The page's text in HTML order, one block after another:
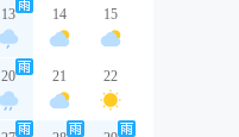
13 14 15
20 21 22